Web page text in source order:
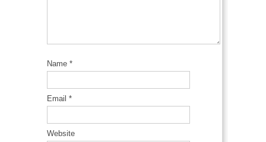
Name *
Email *
Website